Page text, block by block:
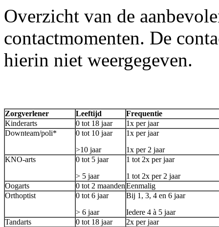
Overzicht van de
contactmomenten. De
hierin niet weergegeven.
Zorgverlener Leeftijd
Frequentie
Kinderarts
0 tot 18 jaar
1x per jaar
Downteam/poli*
0 tot 10 jaar
>10 jaar
1x per jaar
1x per 2 jaar
KNO-arts
0 tot 5 jaar
> 5 jaar
1 tot 2x per jaar
1 tot 2x per 2 jaar
Oogarts
0 tot 2 maandenEenmalig
Orthoptist
0 tot 6 jaar
> 6 jaar
Bij 1, 3, 4 en 6 jaar
Iedere 4 à 5 jaar
Tandarts
0 tot 18 jaar
2x per jaar